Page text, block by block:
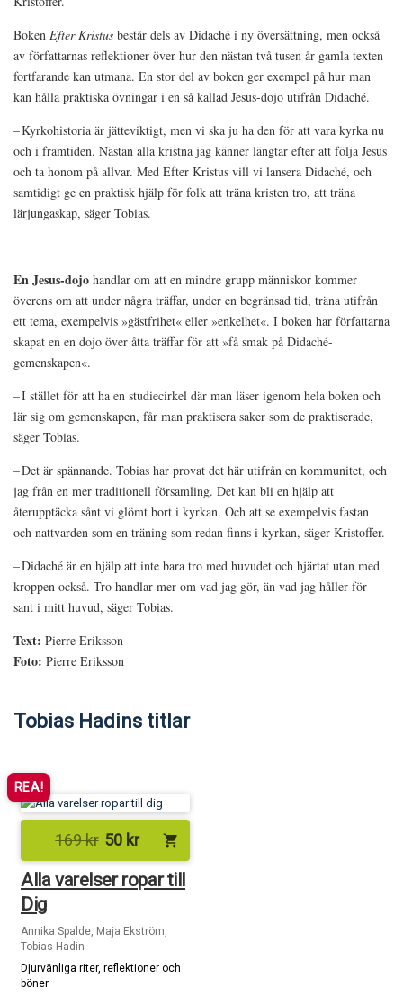
Boken Efter Kristus består dels av Didaché i ny översättning, men också
av författarnas reflektioner över hur den nästan två tusen år gamla texten
fortfarande kan utmana. En stor del av boken ger exempel på hur man
kan hålla praktiska övningar i en så kallad Jesus-dojo utifrån Didaché.
– Kyrkohistoria är jätteviktigt, men vi ska ju ha den för att vara kyrka nu
och i framtiden. Nästan alla kristna jag känner längtar efter att följa Jesus
och ta honom på allvar. Med Efter Kristus vill vi lansera Didaché, och
samtidigt ge en praktisk hjälp för folk att träna kristen tro, att träna
lärjungaskap, säger Tobias.
En Jesus-dojo handlar om att en mindre grupp människor kommer
överens om att under några träffar, under en begränsad tid, träna utifrån
ett tema, exempelvis »gästfrihet« eller »enkelhet«. I boken har författarna
skapat en en dojo över åtta träffar för att »få smak på Didaché-
gemenskapen«.
– I stället för att ha en studiecirkel där man läser igenom hela boken och
lär sig om gemenskapen, får man praktisera saker som de praktiserade,
säger Tobias.
– Det är spännande. Tobias har provat det här utifrån en kommunitet, och
jag från en mer traditionell församling. Det kan bli en hjälp att
återupptäcka sånt vi glömt bort i kyrkan. Och att se exempelvis fastan
och nattvarden som en träning som redan finns i kyrkan, säger Kristoffer.
– Didaché är en hjälp att inte bara tro med huvudet och hjärtat utan med
kroppen också. Tro handlar mer om vad jag gör, än vad jag håller för
sant i mitt huvud, säger Tobias.
Text: Pierre Eriksson
Foto: Pierre Eriksson
Tobias Hadins titlar
REA!
169kr 50 kr shopping_cart
Alla varelser ropar till
Dig
Annika Spalde, Maja Ekström,
Tobias Hadin
Djurvänliga riter, reflektioner och
böner